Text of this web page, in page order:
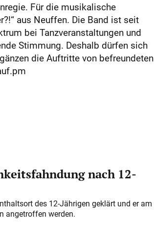
Für die musikalische
aus Neuffen. Die Band ist seit
bei Tanzveranstaltungen und
Stimmung. Deshalb dürfen sich
die Auftritte von befreundeten
nach 12-
des 12-Jährigen geklärt und er am
angetroffen werden.